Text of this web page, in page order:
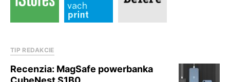
TIP REDAKCIE
Recenzia: MagSafe powerbanka